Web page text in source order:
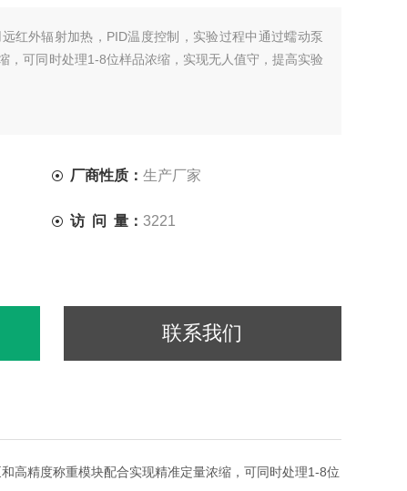
红外辐射加热，PID温度控制，实验过程中通过蠕动泵
，可同时处理1-8位样品浓缩，实现无人值守，提高实验
厂商性质： 生产厂家
访 问 量： 3221
联系我们
精度称重模块配合实现精准定量浓缩，可同时处理1-8位